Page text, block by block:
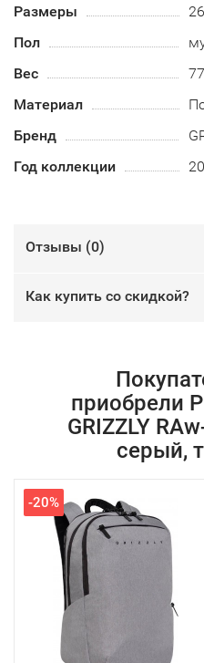
Размеры
Пол
Вес
Материал
Бренд
Год коллекции
Отзывы (0)
Как купить со скидкой?
приобрели
GRIZZLY
серый,
-20%